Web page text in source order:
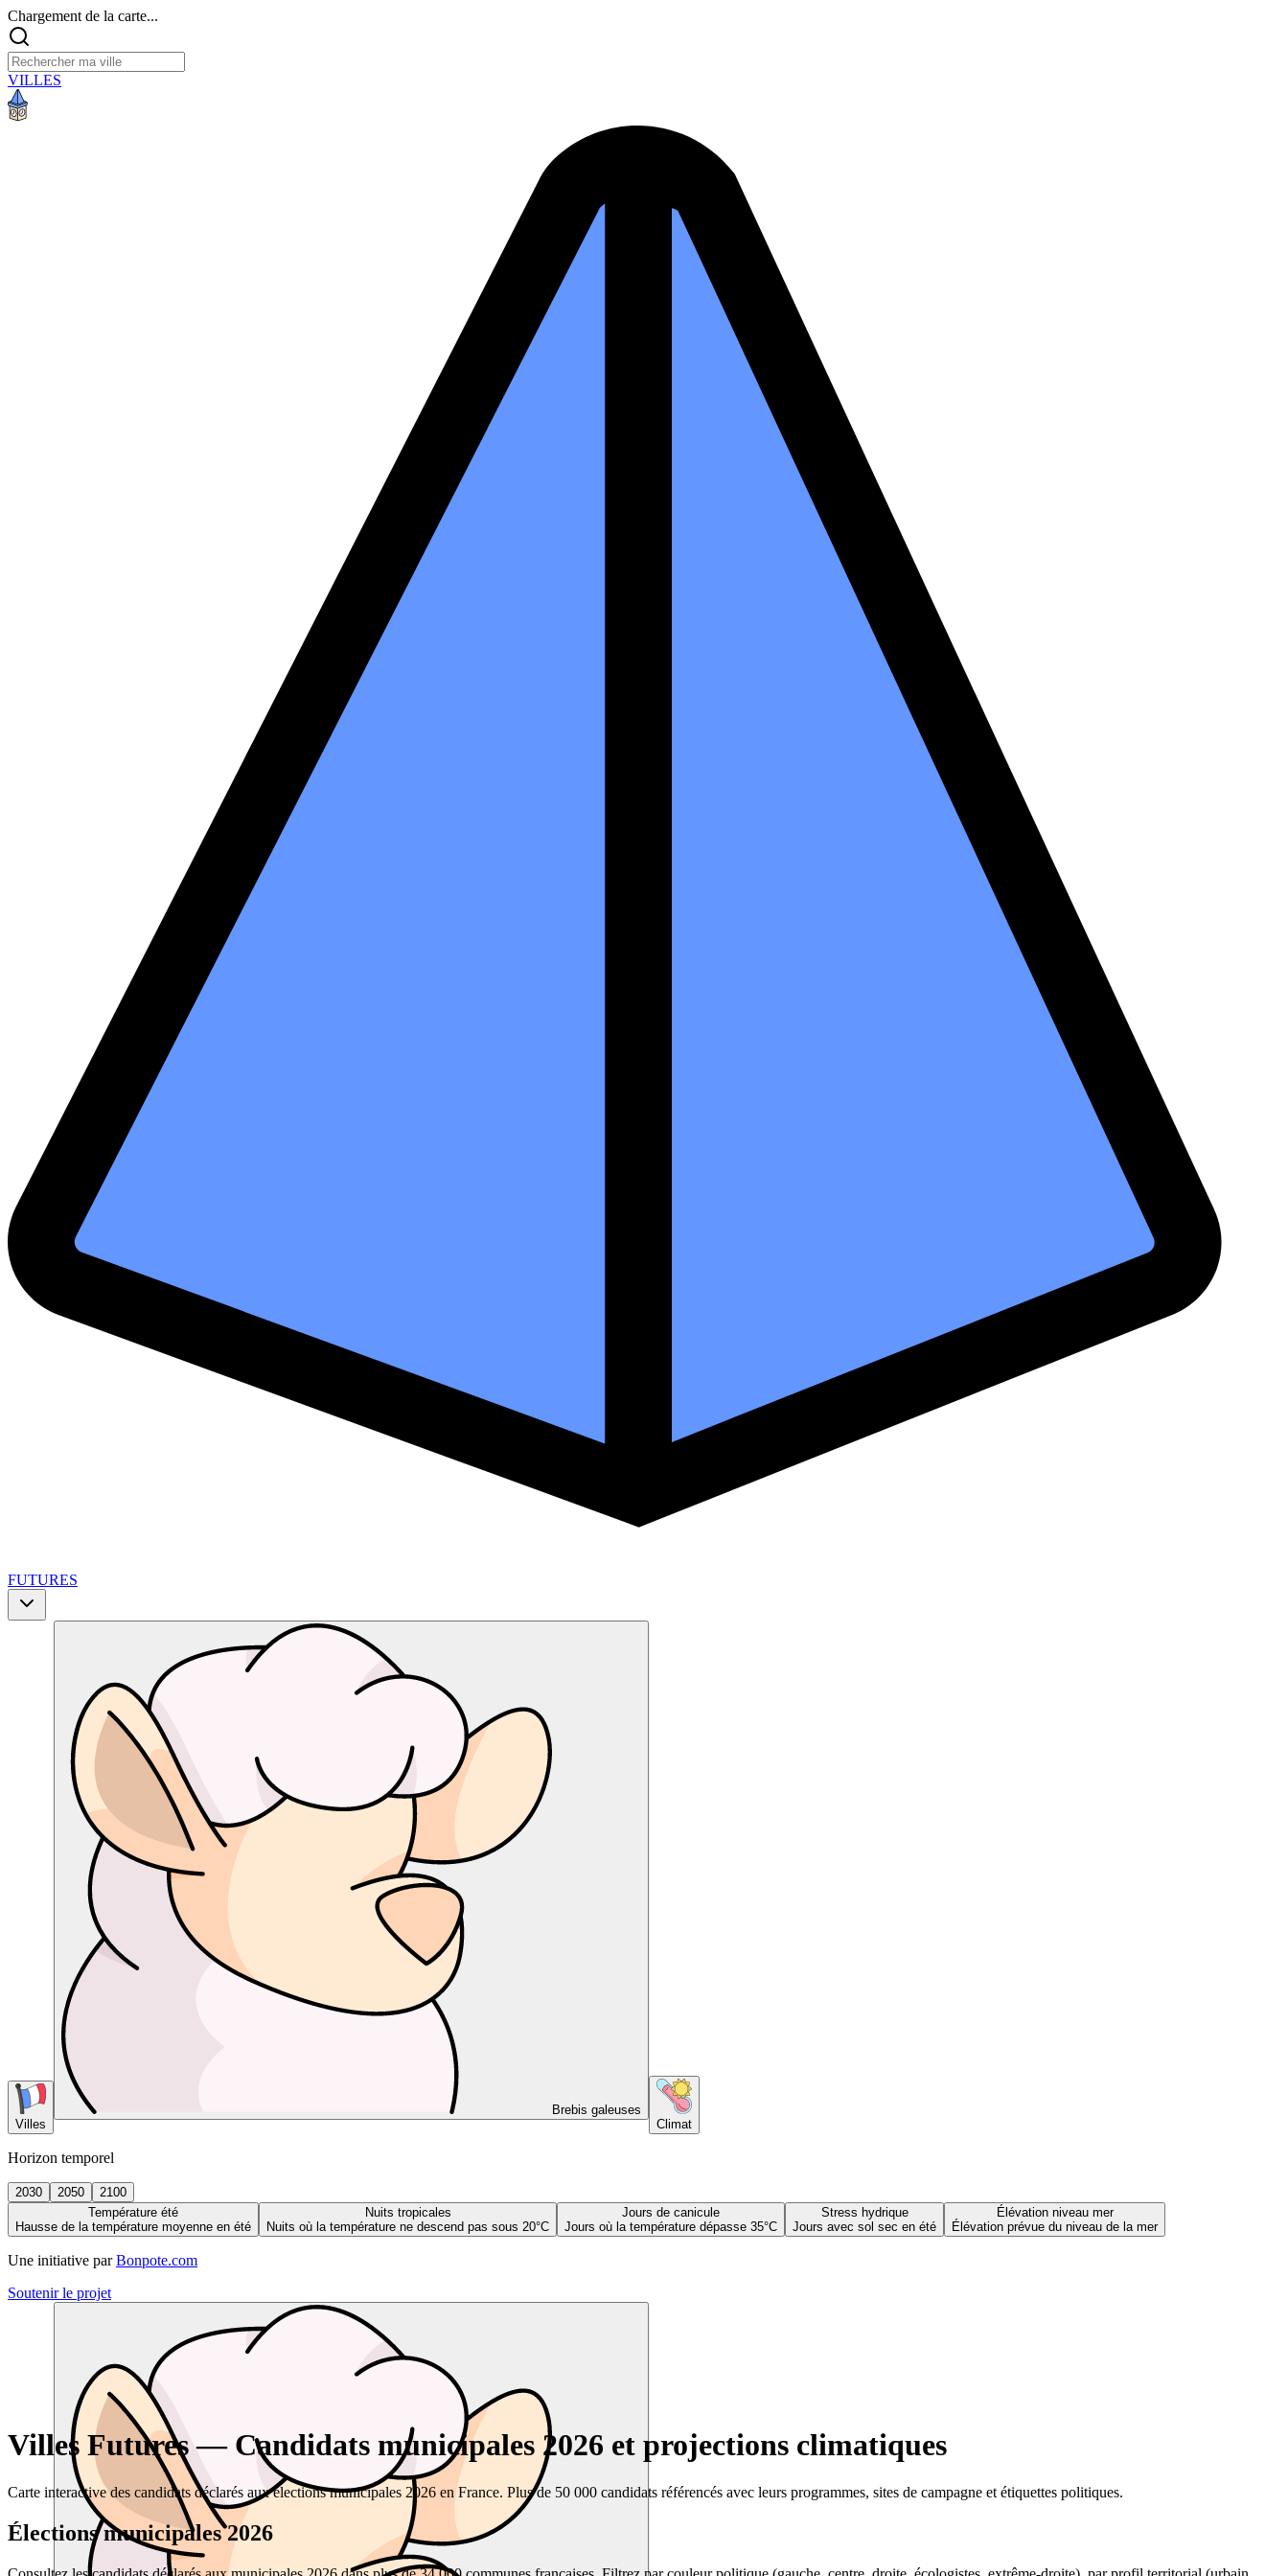
Chargement de la carte...
VILLES
FUTURES
Villes
Brebis galeuses
Climat
Horizon temporel
2030 2050
2100
Température été
Hausse de la température moyenne en été
Nuits tropicales
Nuits où la température ne descend pas sous 20°C
Jours de canicule
Jours où la température dépasse 35°C
Stress hydrique
Jours avec sol sec en été
Élévation niveau mer
Élévation prévue du niveau de la mer
Une initiative par Bonpote.com
Soutenir le projet
Villes Futures — Candidats municipales 2026 et projections climatiques
Carte interactive des candidats déclarés aux élections municipales 2026 en France. Plus de 50 000 candidats référencés avec leurs programmes, sites de campagne et étiquettes politiques.
Élections municipales 2026